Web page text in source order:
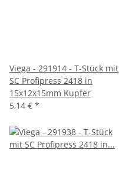
Viega - 291914 - T-Stück mit
SC Profipress 2418 in
15x12x15mm Kupfer
5,14 € *